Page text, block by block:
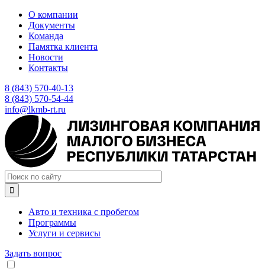
Перейти
основному
содержанию
О компании
Документы
Команда
Памятка клиента
Новости
Контакты
8 (843) 570-40-13
8 (843) 570-54-44
info@lkmb-rt.ru

Авто и техника с пробегом
Программы
Услуги и сервисы
Задать вопрос